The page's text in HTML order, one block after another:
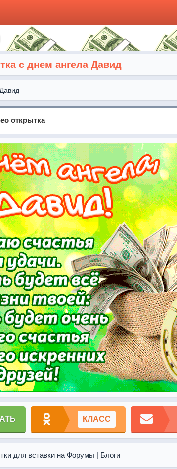
с днем ангела Давид
Давид
открытка
КЛАСС
для вставки на Форумы | Блоги